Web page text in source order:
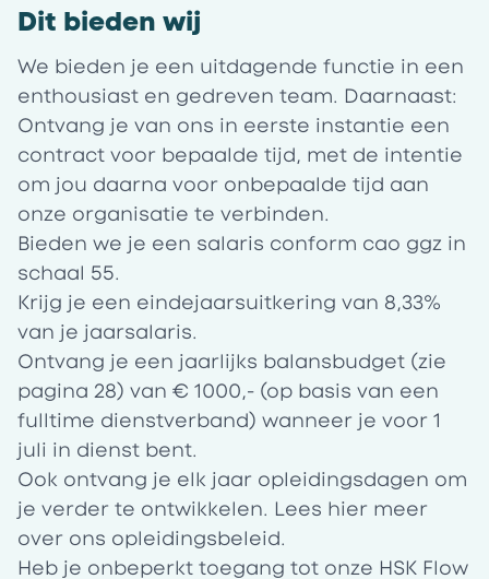
Dit bieden wij
We bieden je een uitdagende functie in een
enthousiast en gedreven team. Daarnaast:
Ontvang je van ons in eerste instantie een
contract voor bepaalde tijd, met de intentie
om jou daarna voor onbepaalde tijd aan
onze organisatie te verbinden.
Bieden we je een salaris conform cao ggz in
schaal 55.
Krijg je een eindejaarsuitkering van 8,33%
van je jaarsalaris.
Ontvang je een jaarlijks balansbudget (zie
pagina 28) van € 1000,- (op basis van een
fulltime dienstverband) wanneer je voor 1
juli in dienst bent.
Ook ontvang je elk jaar opleidingsdagen om
je verder te ontwikkelen. Lees hier meer
over ons opleidingsbeleid.
Heb je onbeperkt toegang tot onze HSK Flow